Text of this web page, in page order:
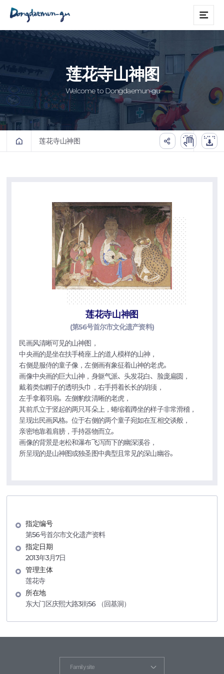
메
莲花寺山神图
Welcome to Dongdaemun-gu
莲花寺山神图
莲花寺山神图
(第56号首尔市文化遗产资料)
民画风清晰可见的山神图，
中央画的是坐在扶手椅座上的道人模样的山神，
右侧是服侍的童子像，左侧画有象征着山神的老虎。
画像中央画的巨大山神，身躯气派、头发花白、脸庞扁圆，
戴着类似帽子的透明头巾，右手捋着长长的胡须，
左手拿着羽扇。左侧豹纹清晰的老虎，
其前爪立于竖起的两只耳朵上，蜷缩着蹲坐的样子非常滑稽，
呈现出民画风格。位于右侧的两个童子宛如在互相交谈般，
亲密地靠着肩膀，手持器物而立。
画像的背景是老松和瀑布飞泻而下的幽深溪谷，
所呈现的是山神图或独圣图中典型且常见的深山幽谷。
指定编号
第56号首尔市文化遗产资料
指定日期
2013年3月7日
管理主体
莲花寺
所在地
东大门区庆熙大路3街56 （回基洞）